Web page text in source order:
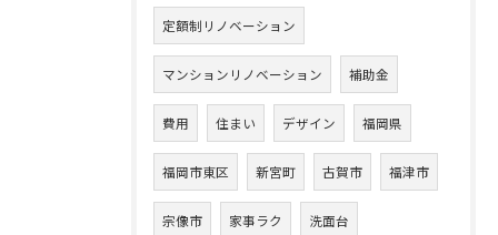
定額制リノベーション
マンションリノベーション 補助金
費用 住まい デザイン 福岡県
福岡市東区 新宮町 古賀市 福津市
宗像市 家事ラク 洗面台